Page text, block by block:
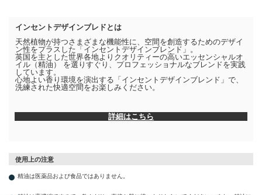
インセントデザインブレドとは
天然植物が持つさまざまな機能性に、空間を創造するためのデザイ
ン性をプラスした「インセントデザインブレンド」。
英国を主とした世界各地よりクオリティーの高いエッセンシャルオ
イル（精油） を選りすぐり、プロフェッショナルなブレンドを実践
しています。
心地よい香り環境を演出する「インセントデザインブレンド」で、
洗練された快適空間をお楽しみください。
詳細はこちら
使用上の注意
精油は医薬品および食品ではありません。